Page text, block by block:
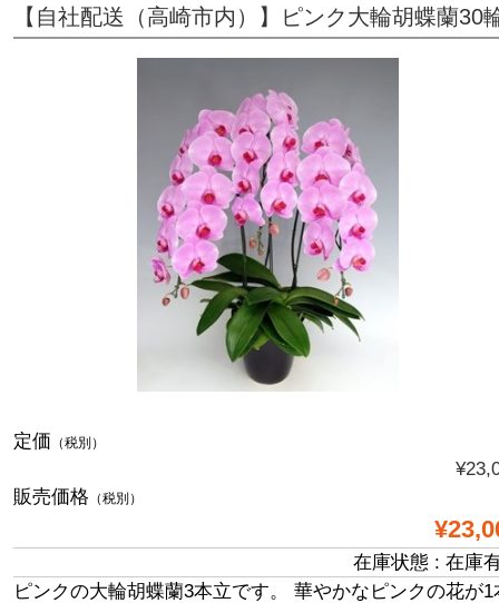
【自社配送（高崎市内）】ピンク大輪胡蝶蘭30
定価 （税別）
販売価格 （税別）
在庫状態 : 在庫
ピンクの大輪胡蝶蘭3本立です。 華やかなピンクの花が1